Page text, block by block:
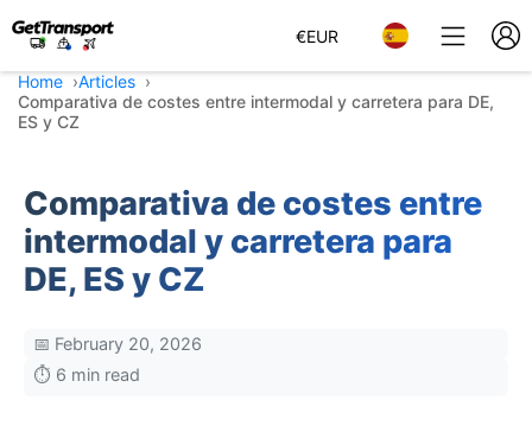
€EUR
Home
Articles
Comparativa de costes entre intermodal y carretera para DE,
ES y CZ
Comparativa de costes entre
intermodal y carretera para
DE, ES y CZ
📅 February 20, 2026
⏱️ 6 min read